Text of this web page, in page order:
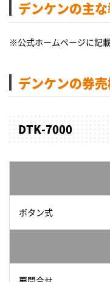
デンケンの主
※公式ホームページに記
デンケンの券
DTK-7000
ボタン式